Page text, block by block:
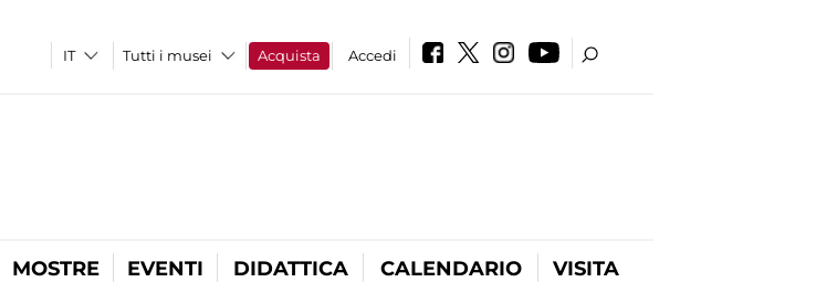
Tutti i musei Acquista Accedi
MOSTRE EVENTI DIDATTICA CALENDARIO VISITA